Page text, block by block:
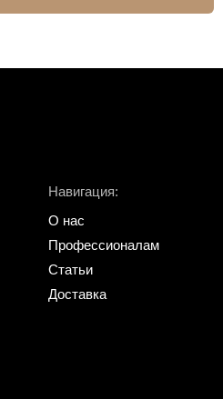
Навигация:
О нас
Профессионалам
Статьи
Доставка